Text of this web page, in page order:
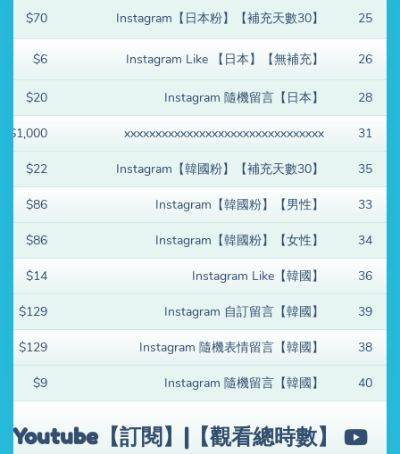
25
Instagram【日本粉】【補充天數30】
$70
26
Instagram Like 【日本】【無補充】
$6
28
Instagram 隨機留言【日本】
$20
31
xxxxxxxxxxxxxxxxxxxxxxxxxxxxxxxx
$1,000
35
Instagram【韓國粉】【補充天數30】
$22
33
Instagram【韓國粉】【男性】
$86
34
Instagram【韓國粉】【女性】
$86
36
Instagram Like【韓國】
$14
39
Instagram 自訂留言【韓國】
$129
38
Instagram 隨機表情留言【韓國】
$129
40
Instagram 隨機留言【韓國】
$9
Youtube【訂閱】|【觀看總時數】